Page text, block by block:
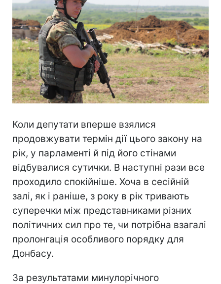
Коли депутати вперше взялися
продовжувати термін дії цього закону на
рік, у парламенті й під його стінами
відбувалися сутички. В наступні рази все
проходило спокійніше. Хоча в сесійній
залі, як і раніше, з року в рік тривають
суперечки між представниками різних
політичних сил про те, чи потрібна взагалі
пролонгація особливого порядку для
Донбасу.
За результатами минулорічного